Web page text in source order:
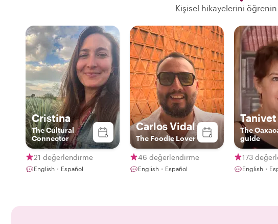
Kişisel hikayelerini
Cristina
The Cultural
Connector
21 değerlendirme
English・Español
Carlos Vidal
The Foodie Lover
46 değerlendirme
English・Español
Tanivet
The
guide
173
English・